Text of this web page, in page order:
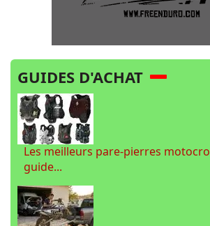
GUIDES D'ACHAT
Les meilleurs pare-pierres
guide...